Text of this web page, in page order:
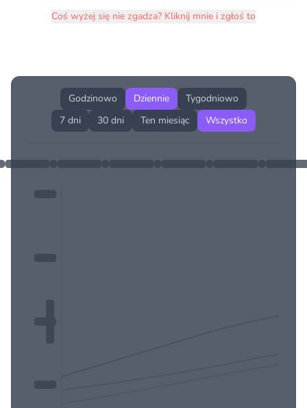
Coś wyżej się nie zgadza? Kliknij mnie i zgłoś to
Godzinowo Dziennie
Tygodniowo
7 dni
30 dni Ten miesiąc Wszystko